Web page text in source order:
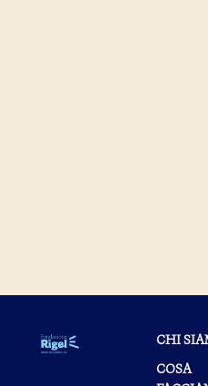
CHI
COSA